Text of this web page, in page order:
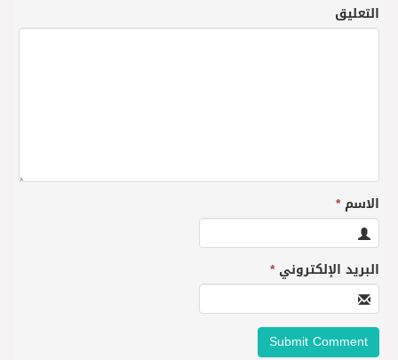
التعليق
الاسم*
البريد الإلكتروني*